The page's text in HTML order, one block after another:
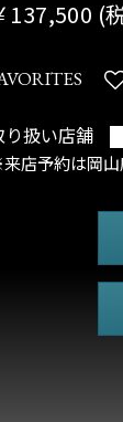
137,500 (
り扱い店舗
店予約は岡